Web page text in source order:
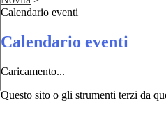
Calendario eventi
Calendario eventi
Caricamento...
Questo sito o gli strumenti terzi da